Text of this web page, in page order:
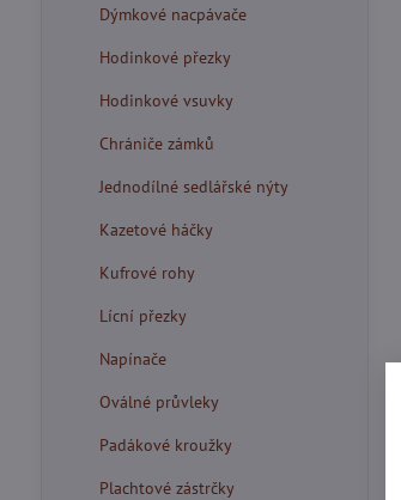
Dýmkové nacpávače
Hodinkové přezky
Hodinkové vsuvky
Chrániče zámků
Jednodílné sedlářské nýty
Kazetové háčky
Kufrové rohy
Lícní přezky
Napínače
Oválné průvleky
Padákové kroužky
Plachtové zástrčky